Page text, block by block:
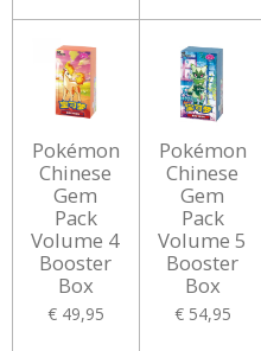
Pokémon
Chinese
Gem
Pack
Volume 4
Booster
Box
€ 49,95
Pokémon
Chinese
Gem
Pack
Volume 5
Booster
Box
€ 54,95